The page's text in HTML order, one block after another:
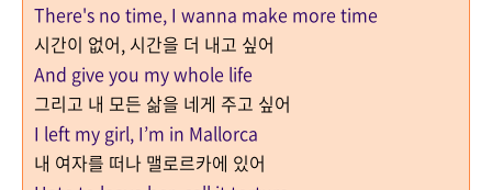
There's no time, I wanna make more time
시간이 없어, 시간을 더 내고 싶어
And give you my whole life
그리고 내 모든 삶을 네게 주고 싶어
I left my girl, I’m in Mallorca
내 여자를 떠나 맬로르카에 있어